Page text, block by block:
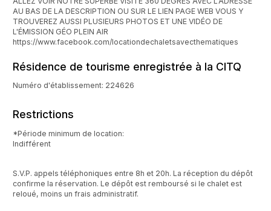
AU BAS DE LA DESCRIPTION OU SUR LE LIEN PAGE WEB VOUS Y
TROUVEREZ AUSSI PLUSIEURS PHOTOS ET UNE VIDÉO DE
L'ÉMISSION GÉO PLEIN AIR
https://www.facebook.com/locationdechaletsavecthematiques
Résidence de tourisme enregistrée à la CITQ
Numéro d'établissement: 224626
Restrictions
*Période minimum de location:
Indifférent
S.V.P. appels téléphoniques entre 8h et 20h. La réception du dépôt
confirme la réservation. Le dépôt est remboursé si le chalet est
reloué, moins un frais administratif.